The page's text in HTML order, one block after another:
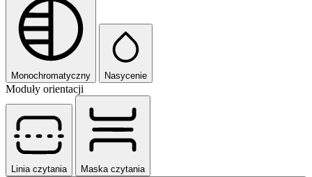
Monochromatyczny Nasycenie
Moduły orientacji
Linia czytania
Maska czytania